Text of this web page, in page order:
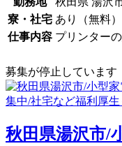
寮・社宅 あり（無料）
仕事内容 プリンター
募集が停止しています
秋田県湯沢市/